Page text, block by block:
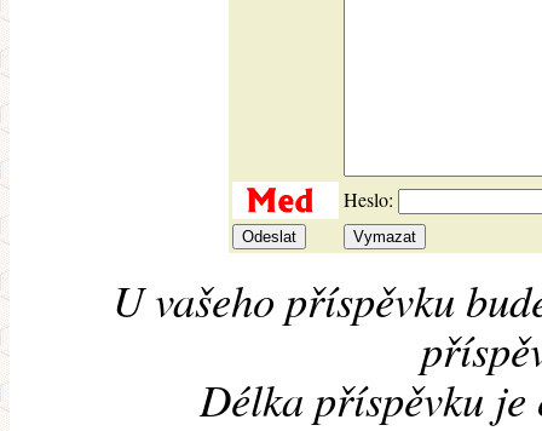
Heslo:
U vašeho příspěvku
Délka příspěvku je